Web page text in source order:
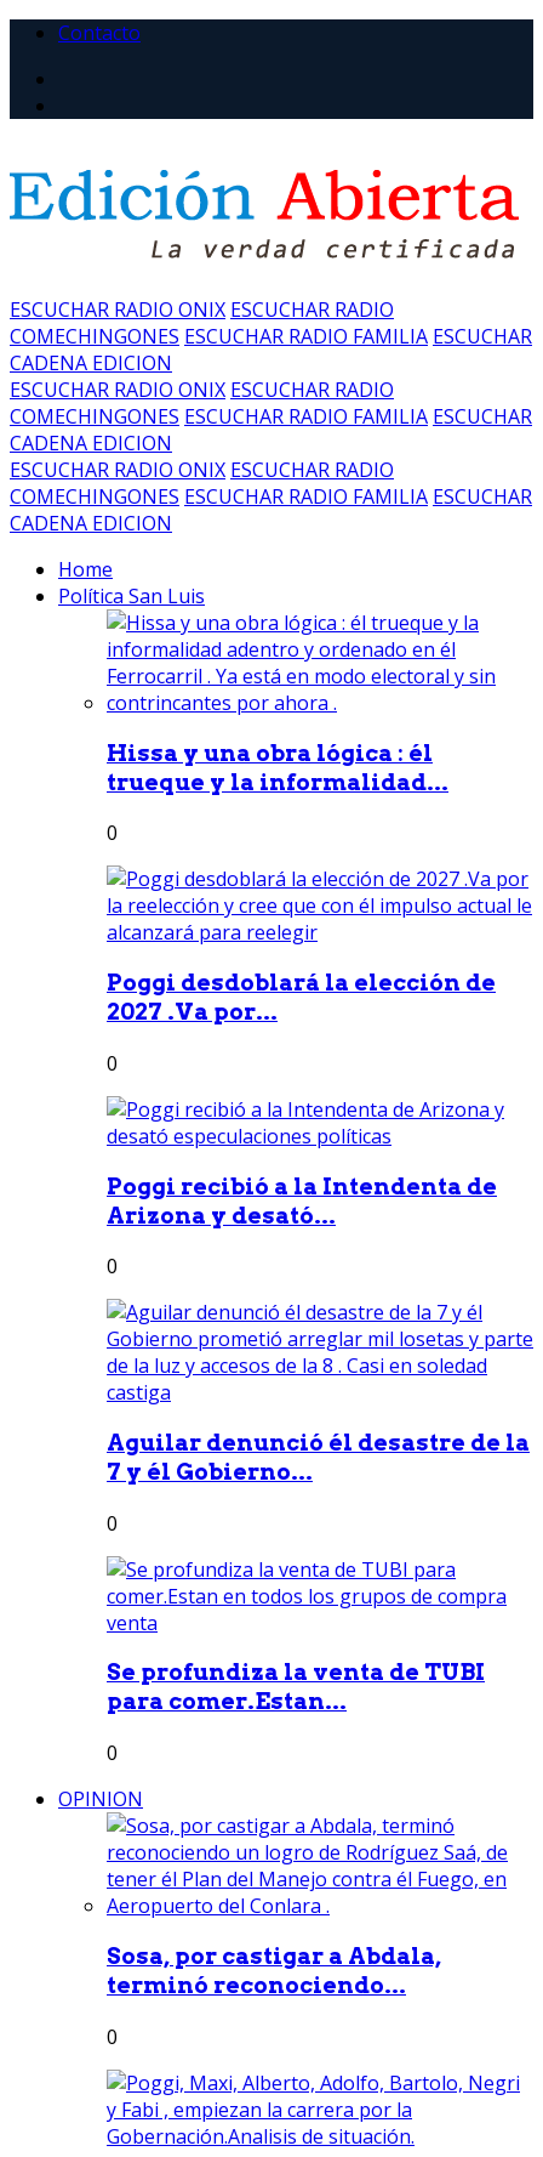
Contacto
ESCUCHAR RADIO ONIX ESCUCHAR RADIO
COMECHINGONES ESCUCHAR RADIO FAMILIA ESCUCHAR
CADENA EDICION
ESCUCHAR RADIO ONIX ESCUCHAR RADIO
COMECHINGONES ESCUCHAR RADIO FAMILIA ESCUCHAR
CADENA EDICION
ESCUCHAR RADIO ONIX ESCUCHAR RADIO
COMECHINGONES ESCUCHAR RADIO FAMILIA ESCUCHAR
CADENA EDICION
Home
Política San Luis
Hissa y una obra lógica : él
trueque y la informalidad...
0
Poggi desdoblará la elección de
2027 .Va por...
0
Poggi recibió a la Intendenta de
Arizona y desató...
0
Aguilar denunció él desastre de la
7 y él Gobierno...
0
Se profundiza la venta de TUBI
para comer.Estan...
0
OPINION
Sosa, por castigar a Abdala,
terminó reconociendo...
0